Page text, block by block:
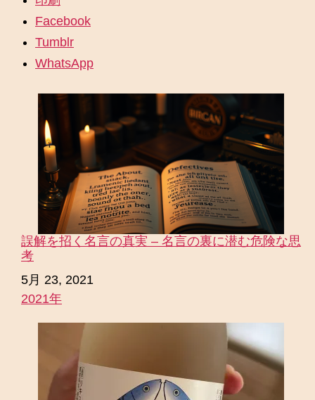
Facebook
Tumblr
WhatsApp
誤解を招く名言の真実 – 名言の裏に潜む危険な思
考
日付
5月 23, 2021
関連理由
2021年